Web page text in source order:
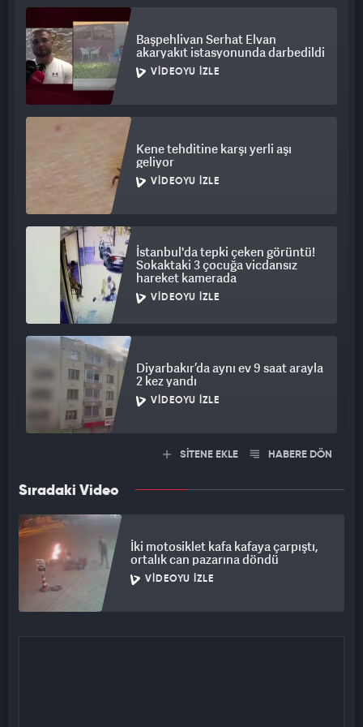
Başpehlivan Serhat Elvan
akaryakıt istasyonunda darbedildi
VIDEOYU İZLE
Kene tehditine karşı yerli aşı
geliyor
VIDEOYU İZLE
İstanbul'da tepki çeken görüntü!
Sokaktaki 3 çocuğa vicdansız
hareket kamerada
VIDEOYU İZLE
Diyarbakır’da aynı ev 9 saat arayla
2 kez yandı
VIDEOYU İZLE
SİTENE EKLE HABERE DÖN
Sıradaki Video
İki motosiklet kafa kafaya çarpıştı,
ortalık can pazarına döndü
VIDEOYU İZLE